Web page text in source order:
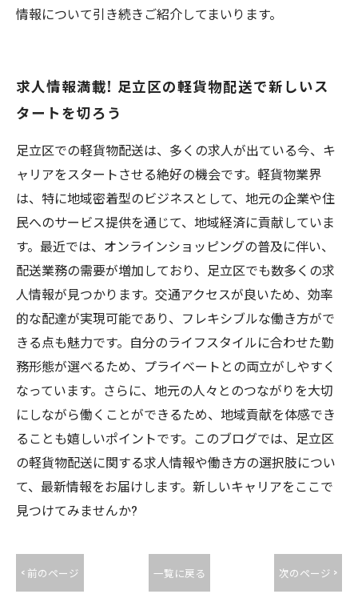
情報について引き続きご紹介してまいります。
求人情報満載! 足立区の軽貨物配送で新しいス
タートを切ろう
足立区での軽貨物配送は、多くの求人が出ている今、キ
ャリアをスタートさせる絶好の機会です。軽貨物業界
は、特に地域密着型のビジネスとして、地元の企業や住
民へのサービス提供を通じて、地域経済に貢献していま
す。最近では、オンラインショッピングの普及に伴い、
配送業務の需要が増加しており、足立区でも数多くの求
人情報が見つかります。交通アクセスが良いため、効率
的な配達が実現可能であり、フレキシブルな働き方がで
きる点も魅力です。自分のライフスタイルに合わせた勤
務形態が選べるため、プライベートとの両立がしやすく
なっています。さらに、地元の人々とのつながりを大切
にしながら働くことができるため、地域貢献を体感でき
ることも嬉しいポイントです。このブログでは、足立区
の軽貨物配送に関する求人情報や働き方の選択肢につい
て、最新情報をお届けします。新しいキャリアをここで
見つけてみませんか?
< 前のページ 一覧に戻る 次のページ >